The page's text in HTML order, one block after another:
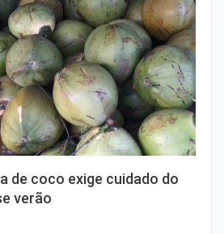
de coco exige cuidado do
verão